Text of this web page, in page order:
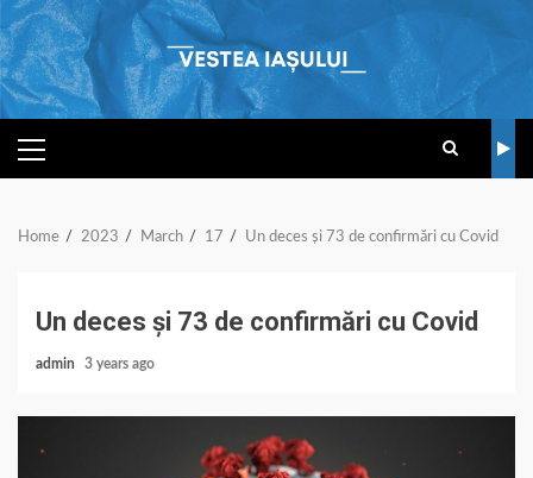
Skip
to
content
PRIMARY
MENU
Home 2023 March 17 Un deces și 73 de confirmări cu Covid
Un deces și 73 de confirmări cu Covid
admin 3 years ago